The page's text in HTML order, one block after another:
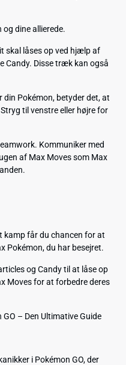
og dine allierede.
skal låses op ved hjælp af
Candy. Disse træk kan også
din Pokémon, betyder det, at
til venstre eller højre for
Kommuniker med
af Max Moves som Max
kamp får du chancen for at
Pokémon, du har besejret.
og Candy til at låse op
Moves for at forbedre deres
– Den Ultimative Guide
i Pokémon GO, der